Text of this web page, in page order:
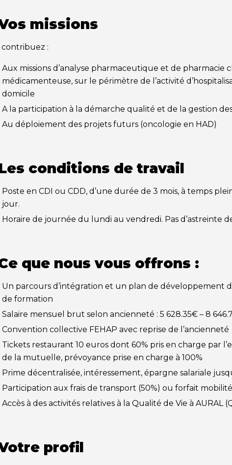
missions
contribuez :
Aux missions d’analyse pharmaceutique et de pharmacie
médicamenteuse, sur le périmètre de l’activité
domicile
A la participation à la démarche qualité et de la gestion
Au déploiement des projets futurs (oncologie en HAD)
conditions de travail
Poste en CDI ou CDD, d’une durée de 3 mois, à temps
jour.
Horaire de journée du lundi au vendredi. Pas d’astreinte
que nous vous offrons :
Un parcours d’intégration et un plan de développement
de formation
Salaire mensuel brut selon ancienneté : 5 628.35€ – 8
Convention collective FEHAP avec reprise de l’ancienneté
Tickets restaurant 10 euros dont 60% pris en charge par
de la mutuelle, prévoyance prise en charge à 100%
Prime décentralisée, intéressement, épargne salariale
Participation aux frais de transport (50%) ou forfait
Accès à des activités relatives à la Qualité de Vie à AURAL
profil